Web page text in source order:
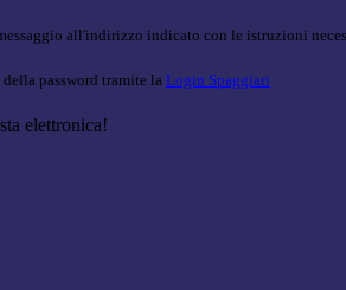
all'indirizzo indicato con le istruzioni
password tramite la Login Spaggiari
elettronica!